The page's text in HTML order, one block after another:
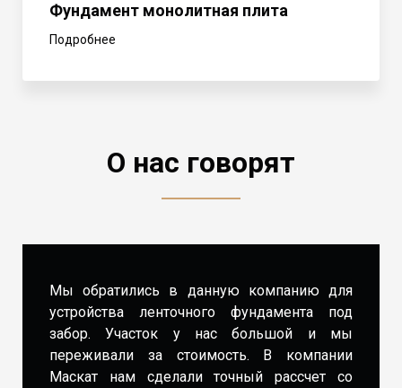
Фундамент монолитная плита
Подробнее
О нас говорят
Мы обратились в данную компанию для
устройства ленточного фундамента под
забор. Участок у нас большой и мы
переживали за стоимость. В компании
Маскат нам сделали точный рассчет со